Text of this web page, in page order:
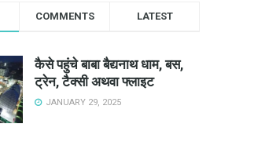
COMMENTS LATEST
कैसे पहुंचे बाबा बैद्यनाथ धाम, बस,
ट्रेन, टैक्सी अथवा फ्लाइट
JANUARY 29, 2025